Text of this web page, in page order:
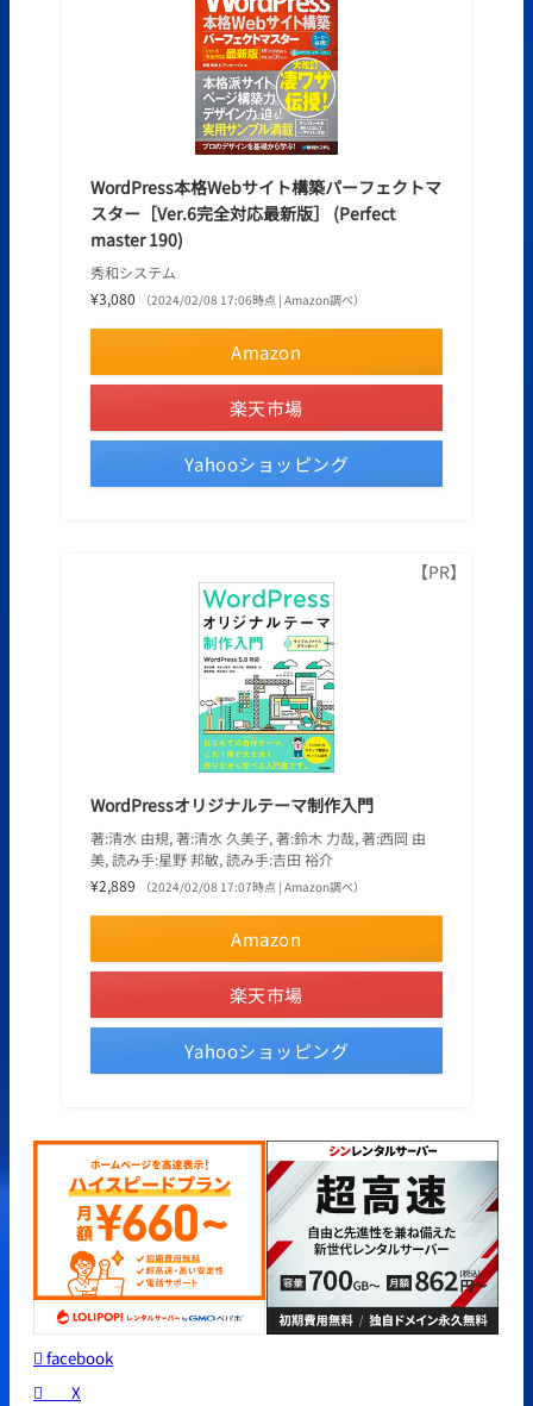
WordPress本格Webサイト構築パーフェクトマ
スター［Ver.6完全対応最新版］ (Perfect
master 190)
秀和システム
¥3,080
（2024/02/08 17:06時点 | Amazon調べ）
Amazon
楽天市場
Yahooショッピング
WordPressオリジナルテーマ制作入門
著:清水 由規, 著:清水 久美子, 著:鈴木 力哉, 著:西岡 由
美, 読み手:星野 邦敏, 読み手:吉田 裕介
¥2,889
（2024/02/08 17:07時点 | Amazon調べ）
Amazon
楽天市場
Yahooショッピング
facebook
X